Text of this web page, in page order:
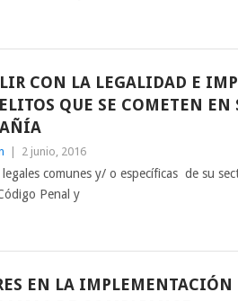
CON LA LEGALIDAD E
QUE SE COMETEN EN
2 junio, 2016
comunes y/ o específicas de su
Penal y
EN LA IMPLEMENTACIÓN